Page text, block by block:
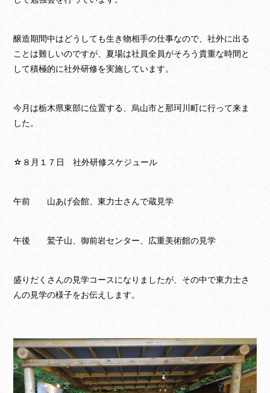
醸造期間中はどうしても生き物相手の仕事なので、社外に出る
ことは難しいのですが、夏場は社員全員がそろう貴重な時間と
して積極的に社外研修を実施しています。
今月は栃木県東部に位置する、烏山市と那珂川町に行って来ま
した。
☆８月１７日 社外研修スケジュール
午前 山あげ会館、東力士さんで蔵見学
午後 鷲子山、御前岩センター、広重美術館の見学
盛りだくさんの見学コースになりましたが、その中で東力士さ
んの見学の様子をお伝えします。